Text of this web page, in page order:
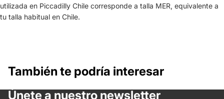
utilizada en Piccadilly Chile corresponde a talla MER, equivalente a
tu talla habitual en Chile.
También te podría interesar
Únete a nuestro newsletter